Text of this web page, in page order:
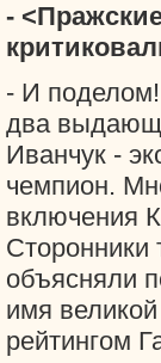
-
- И
два
Иванчук -
чемпион.
включения
Сторонники
объясняли
имя
рейтингом